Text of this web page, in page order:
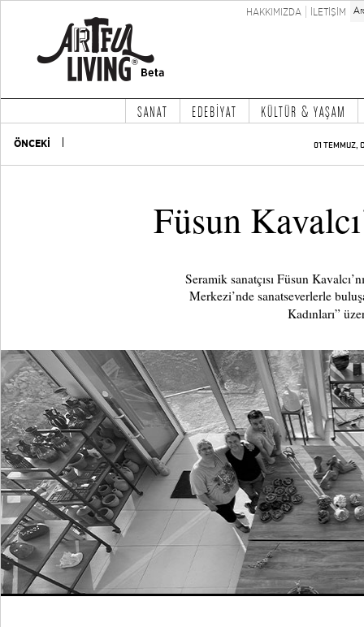
HAKKIMIZDA İLETİŞİM
SANAT EDEBİYAT KÜLTÜR & YAŞAM
ÖNCEKİ 01 TEMMUZ,
Füsun
Seramik sanatçısı Füsun
Merkezi’nde sanatseverlerle
Kadınları”